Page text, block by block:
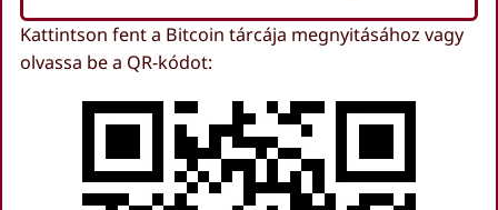
Kattintson fent a Bitcoin tárcája megnyitásához vagy
olvassa be a QR-kódot: